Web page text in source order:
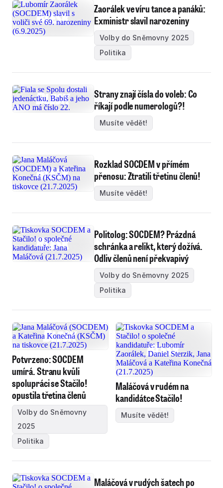
Zaorálek ve víru tance a panáků:
Exministr slavil narozeniny
Volby do Sněmovny 2025
Politika
Strany znají čísla do voleb: Co
říkají podle numerologů?!
Musíte vědět!
Rozklad SOCDEM v přímém
přenosu: Ztratili třetinu členů!
Musíte vědět!
Politolog: SOCDEM? Prázdná
schránka a relikt, který dožívá.
Odliv členů není překvapivý
Volby do Sněmovny 2025
Politika
Potvrzeno: SOCDEM
umírá. Stranu kvůli
spolupráci se Stačilo!
opustila třetina členů
Volby do Sněmovny
2025
Politika
Maláčová v rudém na
kandidátce Stačilo!
Musíte vědět!
Maláčová v rudých šatech po